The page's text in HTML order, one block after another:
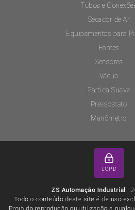
Tubos e
Secador de Ar
Equipamentos para
Fontes
Sensores
Vácuo
Partida Suave
Pressostato
Manômetro
LGPD
ZS Automação Industrial ,
Todo o conteúdo deste site é de uso
Proibida reprodução ou utilização a